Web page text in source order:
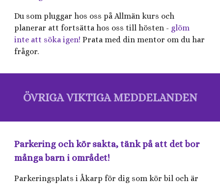
Du som pluggar hos oss på Allmän kurs och
planerar att fortsätta hos oss till hösten - glöm
inte att söka igen! Prata med din mentor om du har
frågor.
ÖVRIGA VIKTIGA MEDDELANDEN
Parkering och kör sakta, tänk på att det bor
många barn i området!
Parkeringsplats i Åkarp för dig som kör bil och är